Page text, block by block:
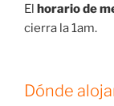
El horario de
cierra la 1am.
Dónde